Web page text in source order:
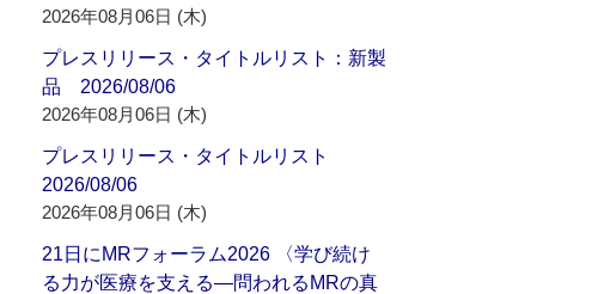
2026年08月06日 (木)
プレスリリース・タイトルリスト：新製
品 2026/08/06
2026年08月06日 (木)
プレスリリース・タイトルリスト
2026/08/06
2026年08月06日 (木)
21日にMRフォーラム2026 〈学び続け
る力が医療を支える―問われるMRの真